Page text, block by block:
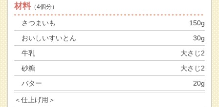
材料（4個分）
さつまいも
150g
おいしいすいとん
30g
牛乳
大さじ2
砂糖
大さじ2
バター
20g
＜仕上げ用＞